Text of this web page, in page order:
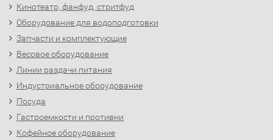
Кинотеатр, фанфуд, стритфуд
Оборудование для водоподготовки
Запчасти и комплектующие
Весовое оборудование
Линии раздачи питания
Индустриальное оборудование
Посуда
Гастроемкости и противни
Кофейное оборудование